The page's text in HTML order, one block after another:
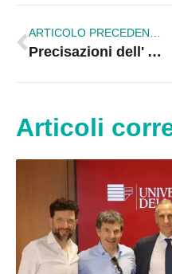
Precisazioni dell' ATC tieri di Corigliano
Articoli